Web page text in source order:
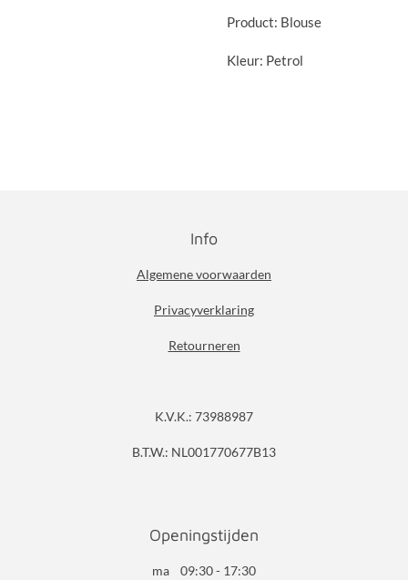
Product: Blouse
Kleur: Petrol
Info
Algemene voorwaarden
Privacyverklaring
Retourneren
K.V.K.: 73988987
B.T.W.: NL001770677B13
Openingstijden
ma 09:30 - 17:30